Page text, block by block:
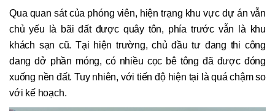
Qua quan sát của phóng viên, hiện trạng khu vực dự án vẫn
chủ yếu là bãi đất được quây tôn, phía trước vẫn là khu
khách sạn cũ. Tại hiện trường, chủ đầu tư đang thi công
dang dở phần móng, có nhiều cọc bê tông đã được đóng
xuống nền đất. Tuy nhiên, với tiến độ hiện tại là quá chậm so
với kế hoạch.